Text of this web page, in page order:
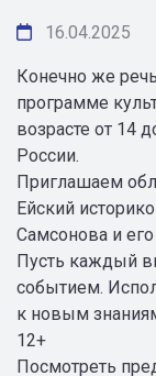
16.04.2025
Конечно же
программе
возрасте от 14
России.
Приглашаем
Ейский
Самсонова и
Пусть каждый
событием.
к новым
12+
Посмотреть